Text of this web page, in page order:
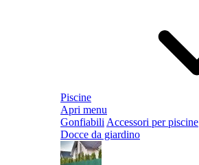
Piscine
Apri menu
Gonfiabili Accessori per piscine
Docce da giardino